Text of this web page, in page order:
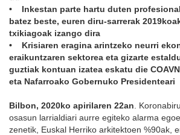
• Inkestan parte hartu duten
batez beste, euren diru-sarrerak
txikiagoak izango dira
• Krisiaren eragina arintzeko neurri
eraikuntzaren sektorea eta gizarte
guztiak kontuan izatea eskatu die
eta Nafarroako Gobernuko Presidenteari
Bilbon, 2020ko apirilaren 22an .
osasun larrialdiari aurre egiteko alarma
zenetik, Euskal Herriko arkitektoen %90ak,